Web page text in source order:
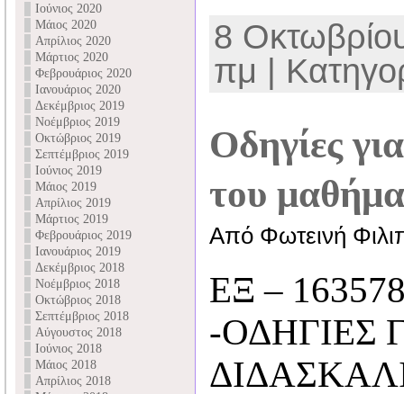
Ιούνιος 2020
Μάιος 2020
Απρίλιος 2020
Μάρτιος 2020
Φεβρουάριος 2020
Ιανουάριος 2020
Δεκέμβριος 2019
Νοέμβριος 2019
Οκτώβριος 2019
Σεπτέμβριος 2019
Ιούνιος 2019
Μάιος 2019
Απρίλιος 2019
Μάρτιος 2019
Φεβρουάριος 2019
Ιανουάριος 2019
Δεκέμβριος 2018
Νοέμβριος 2018
Οκτώβριος 2018
Σεπτέμβριος 2018
Αύγουστος 2018
Ιούνιος 2018
Μάιος 2018
Απρίλιος 2018
8
πμ |
Οδηγίες
του
Από Φωτεινή
ΕΞ –
-ΟΔΗΓΙΕΣ